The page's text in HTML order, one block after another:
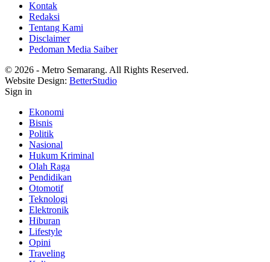
Kontak
Redaksi
Tentang Kami
Disclaimer
Pedoman Media Saiber
© 2026 - Metro Semarang. All Rights Reserved.
Website Design: BetterStudio
Sign in
Ekonomi
Bisnis
Politik
Nasional
Hukum Kriminal
Olah Raga
Pendidikan
Otomotif
Teknologi
Elektronik
Hiburan
Lifestyle
Opini
Traveling